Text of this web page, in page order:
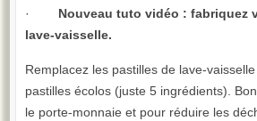
· Nouveau tuto vidéo : fabriquez
lave-vaisselle.
Remplacez les pastilles de lave-
pastilles écolos (juste 5 ingrédients).
le porte-monnaie et pour réduire les